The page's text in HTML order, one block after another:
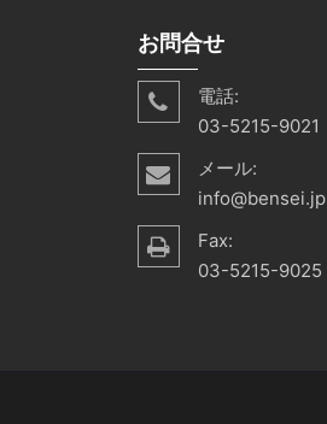
お問合せ
電話:
03-5215-9021
メール:
info@bensei.jp
Fax:
03-5215-9025